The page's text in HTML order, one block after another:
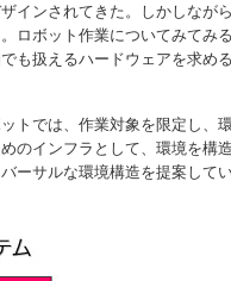
ンされてきた。しかしなが
ロボット作業についてみて
も扱えるハードウェアを求
では、作業対象を限定し、
のインフラとして、環境を
ーサルな環境構造を提案して